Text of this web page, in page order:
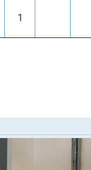
1